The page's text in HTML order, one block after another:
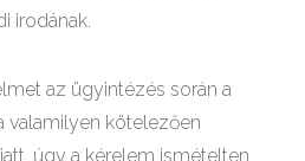
irodának.
az ügyintézés során a
valamilyen kötelezően
úgy a kérelem ismételten